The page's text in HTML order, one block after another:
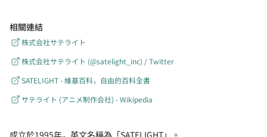
相關連結
株式会社サテライト
株式会社サテライト (@satelight_inc) / Twitter
SATELIGHT - 維基百科，自由的百科全書
サテライト (アニメ制作会社) - Wikipedia
成立於1995年，英文名稱為「SATELIGHT」。